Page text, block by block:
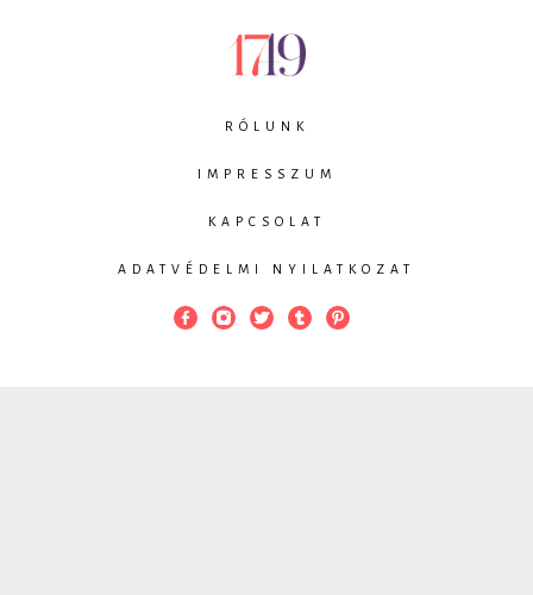
RÓLUNK
IMPRESSZUM
KAPCSOLAT
ADATVÉDELMI NYILATKOZAT